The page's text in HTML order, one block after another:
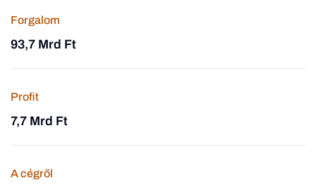
Forgalom
93,7 Mrd Ft
Profit
7,7 Mrd Ft
A cégről